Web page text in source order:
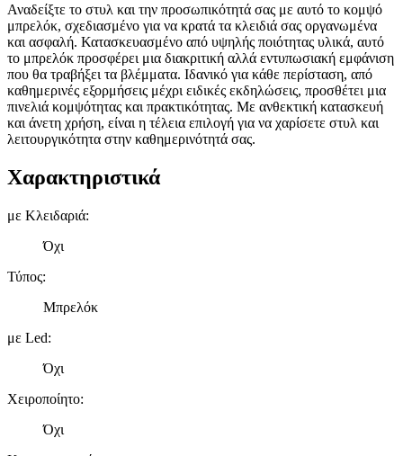
Αναδείξτε το στυλ και την προσωπικότητά σας με αυτό το κομψό
μπρελόκ, σχεδιασμένο για να κρατά τα κλειδιά σας οργανωμένα
και ασφαλή. Κατασκευασμένο από υψηλής ποιότητας υλικά, αυτό
το μπρελόκ προσφέρει μια διακριτική αλλά εντυπωσιακή εμφάνιση
που θα τραβήξει τα βλέμματα. Ιδανικό για κάθε περίσταση, από
καθημερινές εξορμήσεις μέχρι ειδικές εκδηλώσεις, προσθέτει μια
πινελιά κομψότητας και πρακτικότητας. Με ανθεκτική κατασκευή
και άνετη χρήση, είναι η τέλεια επιλογή για να χαρίσετε στυλ και
λειτουργικότητα στην καθημερινότητά σας.
Χαρακτηριστικά
με Κλειδαριά:
Όχι
Τύπος:
Μπρελόκ
με Led:
Όχι
Χειροποίητο:
Όχι